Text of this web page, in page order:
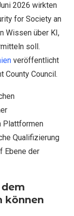
2026 wirkten
for Society an
Wissen über KI,
soll.
veröffentlicht
County Council.
Plattformen
Qualifizierung
Ebene der
können